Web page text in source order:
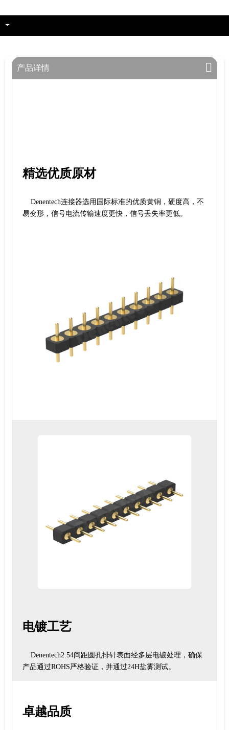
产品详情
精选优质原材
Denentech连接器选用国际标准的优质黄铜，硬度高，不
易变形，信号电流传输速度更快，信号丢失率更低。
电镀工艺
Denentech2.54间距圆孔排针表面经多层电镀处理，确保
产品通过ROHS严格验证，并通过24H盐雾测试。
卓越品质